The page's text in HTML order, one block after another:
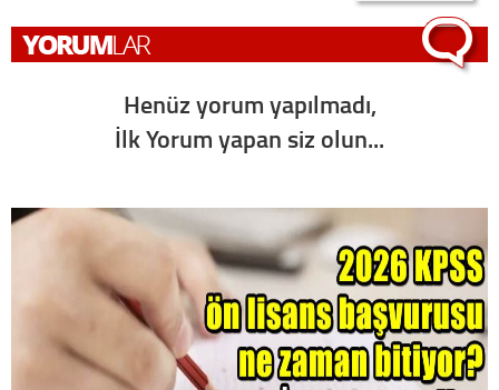
Henüz yorum yapılmadı,
İlk Yorum yapan siz olun...